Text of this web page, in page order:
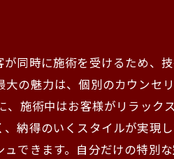
同時に施術を受けるため、
の魅力は、個別のカウンセ
施術中はお客様がリラック
納得のいくスタイルが実現
できます。自分だけの特別